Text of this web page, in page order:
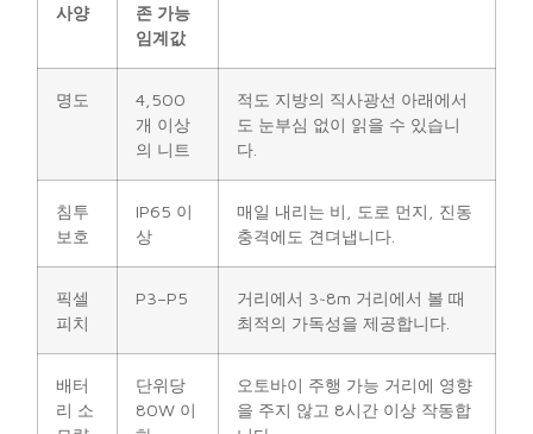
사양
존 가능
임계값
명도
4,500
개 이상
의 니트
적도 지방의 직사광선 아래에서
도 눈부심 없이 읽을 수 있습니
다.
침투
보호
IP65 이
상
매일 내리는 비, 도로 먼지, 진동
충격에도 견뎌냅니다.
픽셀
피치
P3–P5
거리에서 3~8m 거리에서 볼 때
최적의 가독성을 제공합니다.
배터
리 소
단위당
80W 이
오토바이 주행 가능 거리에 영향
을 주지 않고 8시간 이상 작동합